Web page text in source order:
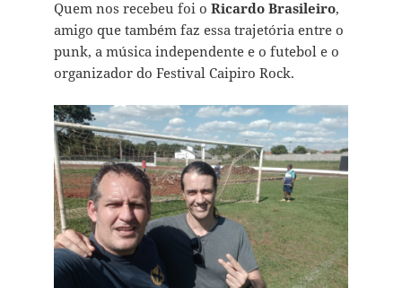
Quem nos recebeu foi o Ricardo Brasileiro,
amigo que também faz essa trajetória entre o
punk, a música independente e o futebol e o
organizador do Festival Caipiro Rock.